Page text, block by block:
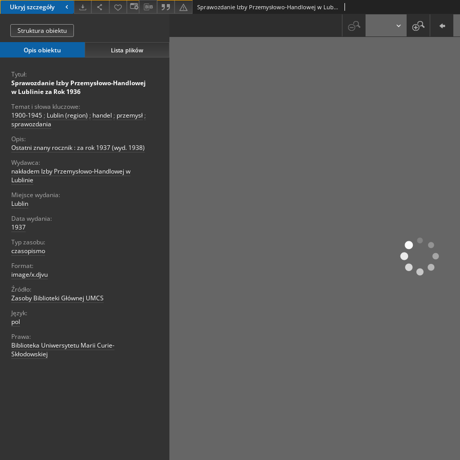
Ukryj szczegóły Sprawozdanie Izby Przemysłowo-Handlowej w Lublinie za Rok 1936
Struktura obiektu
Opis obiektu Lista plików
Tytuł:
Sprawozdanie Izby Przemysłowo-Handlowej
w Lublinie za Rok 1936
Temat i słowa kluczowe:
1900-1945 ; Lublin (region) ; handel ; przemysł ;
sprawozdania
Opis:
Ostatni znany rocznik : za rok 1937 (wyd. 1938)
Wydawca:
nakładem Izby Przemysłowo-Handlowej w
Lublinie
Miejsce wydania:
Lublin
Data wydania:
1937
Typ zasobu:
czasopismo
Format:
image/x.djvu
Źródło:
Zasoby Biblioteki Głównej UMCS
Język:
pol
Prawa:
Biblioteka Uniwersytetu Marii Curie-
Skłodowskiej